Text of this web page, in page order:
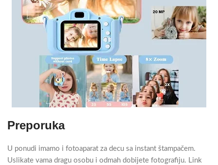
Preporuka
U ponudi imamo i fotoaparat za decu sa instant štampačem.
Uslikate vama dragu osobu i odmah dobijete fotografiju. Link